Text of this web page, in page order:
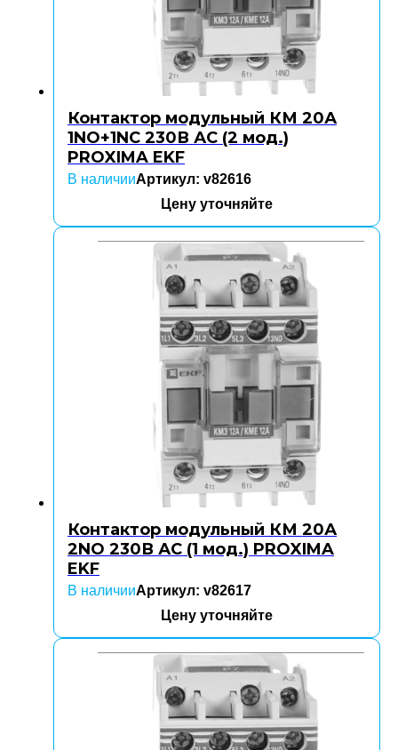
Контактор модульный КМ 20А
1NO+1NC 230В АС (2 мод.)
PROXIMA EKF
В наличииАртикул: v82616
Цену уточняйте
Контактор модульный КМ 20А
2NO 230В АС (1 мод.) PROXIMA
EKF
В наличииАртикул: v82617
Цену уточняйте